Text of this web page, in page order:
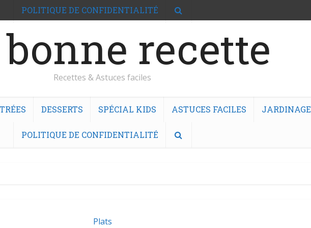
recette
Recettes & Astuces faciles
DESSERTS SPÉCIAL KIDS ASTUCES FACILES JARDINAGE
POLITIQUE DE CONFIDENTIALITÉ
POLITIQUE DE CONFIDENTIALITÉ
Plats